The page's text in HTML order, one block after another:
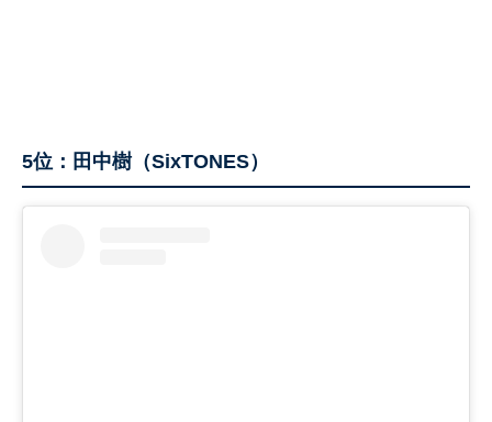
5位：田中樹（SixTONES）